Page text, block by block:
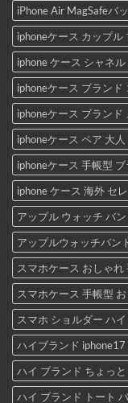
iPhone Air MagSafeバ
iphoneケース カップル
iphone ケース シャネル
iphoneケース ブランド
iphoneケース ブランド
iphoneケース ペア 大人
iphoneケース 手帳型 ブ
iphone ケース 海外 セ
アップル ウォッチ バ
アップルウォッチバン
スマホケース おしゃれ
スマホケース 手帳型
スマホ ショルダー ハ
ハイブランド iphone17
ハイ ブランド ちょっ
ハイ ブランド トート